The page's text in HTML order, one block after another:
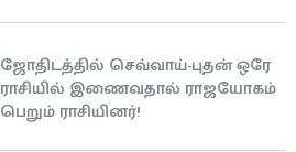
ஜோதிடத்தில் செவ்வாய்-புதன் ஒரே
ராசியில் இணைவதால் ராஜயோகம்
பெறும் ராசியினர்!